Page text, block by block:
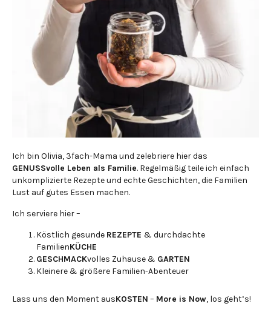
Ich bin Olivia, 3fach-Mama und zelebriere hier das
GENUSSvolle Leben als Familie. Regelmäßig teile ich einfach
unkomplizierte Rezepte und echte Geschichten, die Familien
Lust auf gutes Essen machen.
Ich serviere hier –
Köstlich gesunde REZEPTE & durchdachte
FamilienKÜCHE
GESCHMACKvolles Zuhause & GARTEN
Kleinere & größere Familien-Abenteuer
Lass uns den Moment ausKOSTEN – More is Now, los geht’s!